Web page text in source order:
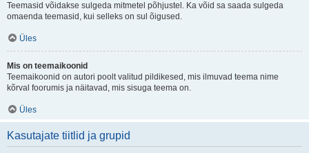
Teemasid võidakse sulgeda mitmetel põhjustel. Ka võid sa saada sulgeda
omaenda teemasid, kui selleks on sul õigused.
Üles
Mis on teemaikoonid
Teemaikoonid on autori poolt valitud pildikesed, mis ilmuvad teema nime
kõrval foorumis ja näitavad, mis sisuga teema on.
Üles
Kasutajate tiitlid ja grupid